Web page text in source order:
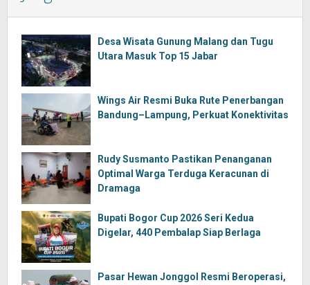
Desa Wisata Gunung Malang dan Tugu
Utara Masuk Top 15 Jabar
Wings Air Resmi Buka Rute Penerbangan
Bandung–Lampung, Perkuat Konektivitas
Rudy Susmanto Pastikan Penanganan
Optimal Warga Terduga Keracunan di
Dramaga
Bupati Bogor Cup 2026 Seri Kedua
Digelar, 440 Pembalap Siap Berlaga
Pasar Hewan Jonggol Resmi Beroperasi,